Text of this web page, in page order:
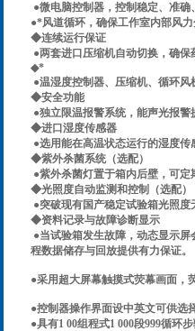
●微电脑控制器，控制稳定、准
●*风道循环，确保工作室内部风
◆连续运行保证
●两套进口压缩机自动切换，确
◆*
●温湿度控制器、压缩机、循环
◆安全功能
●独立限温报警系统，能声光报
◆进口湿度传感器
●选用能在高温状态运行的湿度
◆紫外杀菌系统（选配）
●紫外杀菌灯置于箱内后壁，可
◆光照度自动监测和控制（选配）
●突破现有国产稳定试验箱光照
◆资料记录与故障诊断显示
●当试验箱发生故障，动态显示
程数据储存与回放提供有力保证。
●采用超大屏幕触摸式荧幕画面，
●控制器操作界面设中英文可供选
●具有1 00组程式1 000段999循环